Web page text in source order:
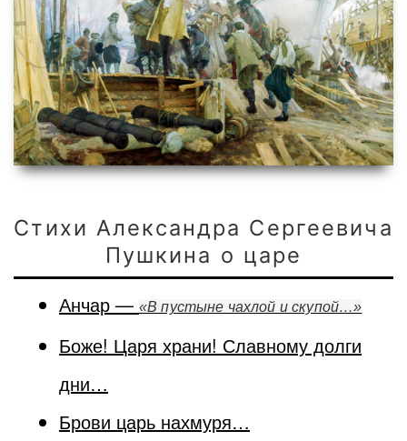
Стихи Александра Сергеевича
Пушкина о царе
Анчар — «В пустыне чахлой и скупой…»
Боже! Царя храни! Славному долги
дни…
Брови царь нахмуря…